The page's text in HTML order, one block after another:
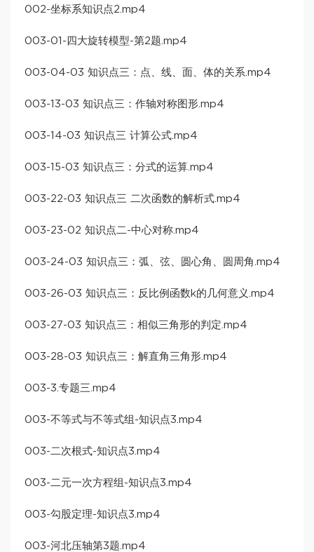
002-坐标系知识点2.mp4
003-01-四大旋转模型-第2题.mp4
003-04-03 知识点三：点、线、面、体的关系.mp4
003-13-03 知识点三：作轴对称图形.mp4
003-14-03 知识点三 计算公式.mp4
003-15-03 知识点三：分式的运算.mp4
003-22-03 知识点三 二次函数的解析式.mp4
003-23-02 知识点二-中心对称.mp4
003-24-03 知识点三：弧、弦、圆心角、圆周角.mp4
003-26-03 知识点三：反比例函数k的几何意义.mp4
003-27-03 知识点三：相似三角形的判定.mp4
003-28-03 知识点三：解直角三角形.mp4
003-3.专题三.mp4
003-不等式与不等式组-知识点3.mp4
003-二次根式-知识点3.mp4
003-二元一次方程组-知识点3.mp4
003-勾股定理-知识点3.mp4
003-河北压轴第3题.mp4